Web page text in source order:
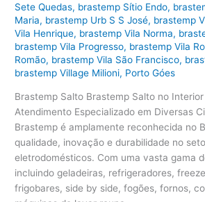
Sete Quedas, brastemp Sítio Endo,
Maria, brastemp Urb S S José, brastemp
Vila Henrique, brastemp Vila Norma,
brastemp Vila Progresso, brastemp Vila
Romão, brastemp Vila São Francisco,
brastemp Village Milioni, Porto Góes
Brastemp Salto Brastemp Salto no
Atendimento Especializado em Diversas
Brastemp é amplamente reconhecida no
qualidade, inovação e durabilidade no
eletrodomésticos. Com uma vasta gama
incluindo geladeiras, refrigeradores,
frigobares, side by side, fogões, fornos,